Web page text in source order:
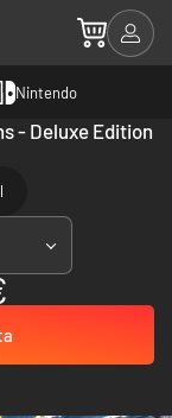
Nintendo
- Deluxe Edition